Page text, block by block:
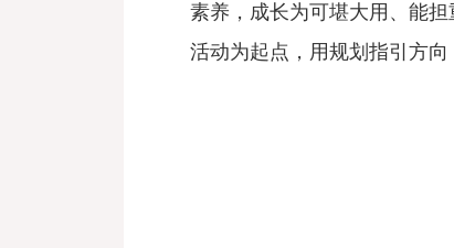
素养，成长为可堪大用、能
活动为起点，用规划指引方